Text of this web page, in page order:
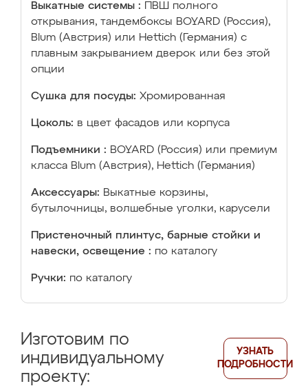
Выкатные системы :
ПВШ полного
открывания, тандембоксы BOYARD (Россия),
Blum (Австрия) или Hettich (Германия) с
плавным закрыванием дверок или без этой
опции
Сушка для посуды: Хромированная
Цоколь: в цвет фасадов или корпуса
Подъемники : BOYARD (Россия) или премиум
класса Blum (Австрия), Hettich (Германия)
Аксессуары: Выкатные корзины,
бутылочницы, волшебные уголки, карусели
Пристеночный плинтус, барные стойки и
навески, освещение : по каталогу
Ручки: по каталогу
Изготовим по
индивидуальному
проекту:
УЗНАТЬ
ПОДРОБНОСТИ